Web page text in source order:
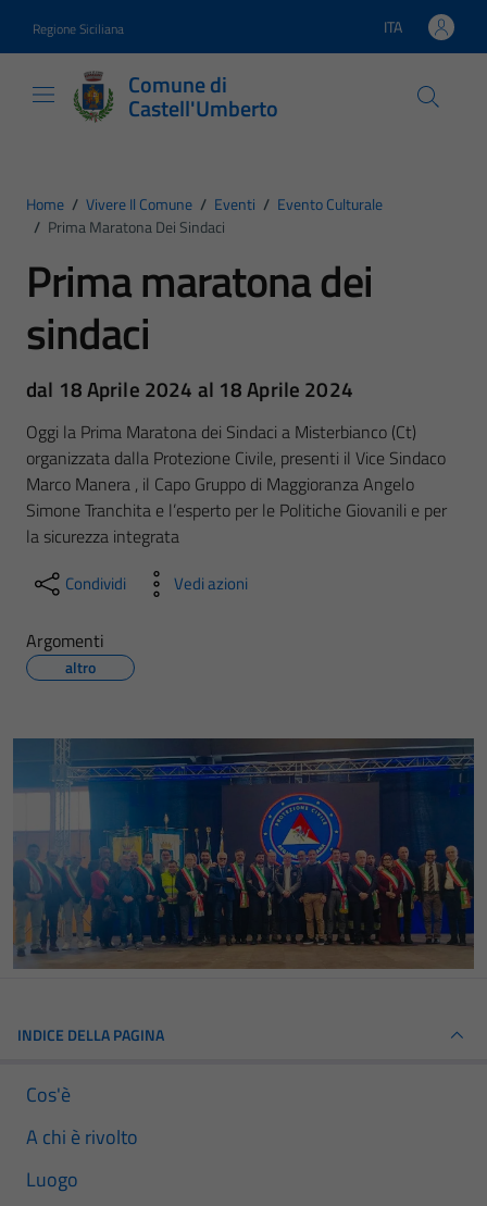
Regione Siciliana Lingua attiva:
ITA
Comune di
Castell'Umberto
Home / Vivere Il Comune / Eventi / Evento Culturale
/ Prima Maratona Dei Sindaci
Prima maratona dei
sindaci
dal 18 Aprile 2024 al 18 Aprile 2024
Oggi la Prima Maratona dei Sindaci a Misterbianco (Ct)
organizzata dalla Protezione Civile, presenti il Vice Sindaco
Marco Manera , il Capo Gruppo di Maggioranza Angelo
Simone Tranchita e l’esperto per le Politiche Giovanili e per
la sicurezza integrata
Condividi Vedi azioni
Argomenti
altro
INDICE DELLA PAGINA
Cos'è
A chi è rivolto
Luogo